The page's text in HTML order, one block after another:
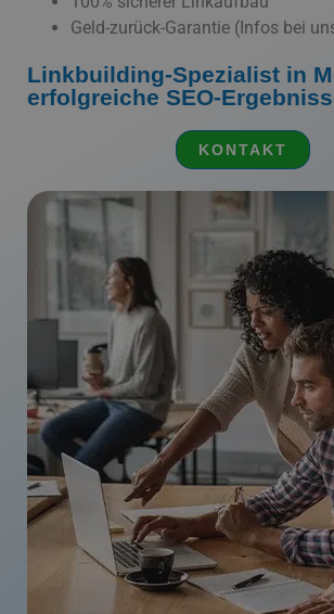
Geld-zurück-Garantie (Infos bei
Linkbuilding-Spezialist in
erfolgreiche SEO-
KONTAKT